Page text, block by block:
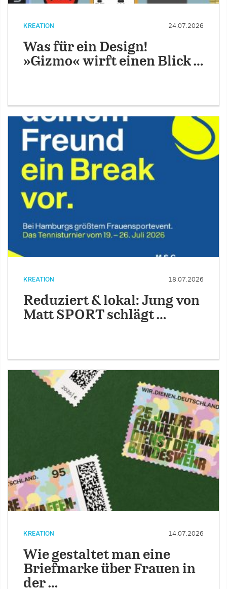
KREATION 24.07.2026
Was für ein Design!
»Gizmo« wirft einen Blick …
KREATION 18.07.2026
Reduziert & lokal: Jung von
Matt SPORT schlägt …
KREATION 14.07.2026
Wie gestaltet man eine
Briefmarke über Frauen in
der …